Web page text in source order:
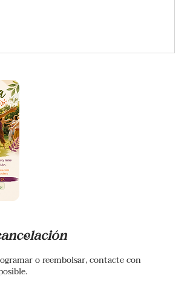
o reembolsar, contacte con